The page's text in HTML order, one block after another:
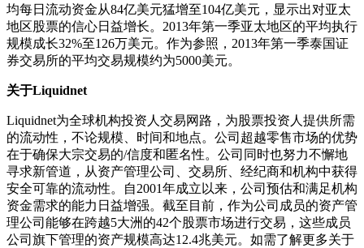
均每日流动资金从84亿美元猛增至104亿美元，显示出对亚太
地区股票的信心日益增长。2013年第一季亚太地区的平均执行
规模成长32%至126万美元。作为参照，2013年第一季泰国证
券交易所的平均交易规模约为5000美元。
关于Liquidnet
Liquidnet为全球机构投资人交易网路，为股票投资人提供所需
的流动性，不论规模、时间和地点。公司超越零售市场的优势
在于确保大宗交易的/信度和匿名性。公司同时也努力不懈地
寻求新管道，从资产管理公司、交易所、经纪商和机构中获得
安全可靠的流动性。自2001年成立以来，公司预估和满足机构
资金需求的能力日益增强。截至目前，作为公司成员的资产管
理公司能够在跨越5大洲的42个股票市场进行交易，这些成员
公司旗下管理的资产规模高达12.4兆美元。如需了解更多关于